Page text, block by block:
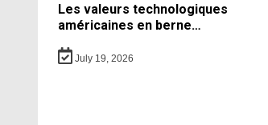
Les valeurs technologiques
américaines en berne…
July 19, 2026